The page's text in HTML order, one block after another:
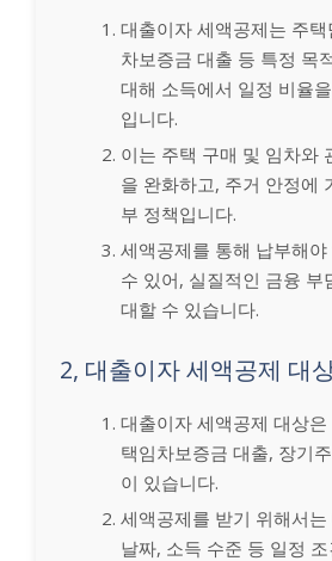
대출이자 세액공제는 주
차보증금 대출 등 특정 목
대해 소득에서 일정 비율
입니다.
이는 주택 구매 및 임차와
을 완화하고, 주거 안정에
부 정책입니다.
세액공제를 통해 납부해
수 있어, 실질적인 금융 부
대할 수 있습니다.
2, 대출이자 세액공제 대
대출이자 세액공제 대상
택임차보증금 대출, 장기
이 있습니다.
세액공제를 받기 위해서
날짜, 소득 수준 등 일정